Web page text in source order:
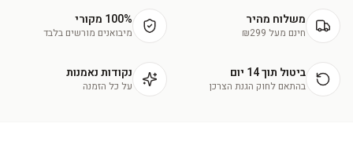
משלוח מהיר
חינם מעל ₪299
100% מקורי
מיבואנים מורשים בלבד
ביטול תוך 14 יום
בהתאם לחוק הגנת הצרכן
נקודות נאמנות
על כל הזמנה